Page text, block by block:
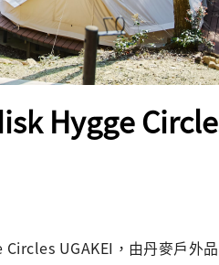
Hygge
UGAKEI，由丹麥戶外